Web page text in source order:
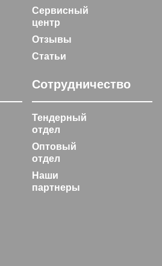
Сервисный
центр
Отзывы
Статьи
Сотрудничество
Тендерный
отдел
Оптовый
отдел
Наши
партнеры